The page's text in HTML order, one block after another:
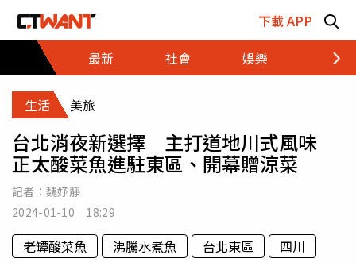
下載 APP
最新
社會 娛樂 財經
生活 美旅
台北消夜新選擇 主打道地川式風味
正太酸菜魚進駐東區、開幕贈涼菜
記者： 魏妤靜
2024-01-10 18:29
老罈酸菜魚 沸騰水煮魚 台北東區 四川